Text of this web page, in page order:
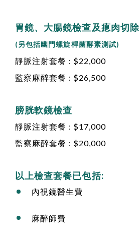
胃鏡、大腸鏡檢查及瘜肉切除
(另包括幽門螺旋桿菌酵素測試)
靜脈注射套餐 : $22,000
監察麻醉套餐 : $26,500
膀胱軟鏡檢查
靜脈注射套餐 : $17,000
監察麻醉套餐 : $20,000
以上檢查套餐已包括:
內視鏡醫生費
麻醉師費